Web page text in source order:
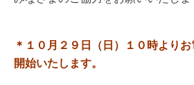
＊１０月２９日（日）１０時より
開始いたします。